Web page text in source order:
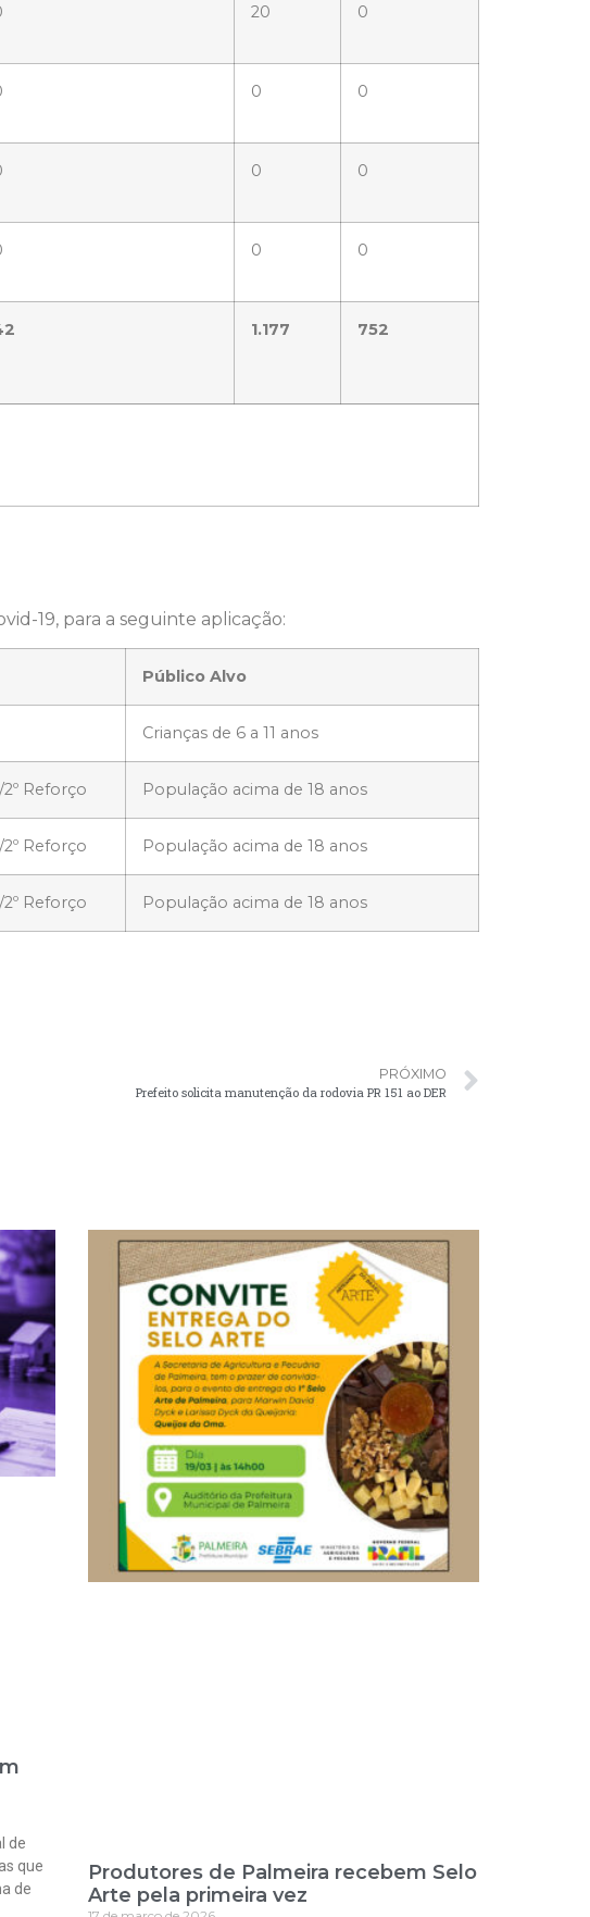
20 0
0 0
0 0
0 0
1.177 752
19, para a seguinte aplicação:
Público Alvo
Crianças de 6 a 11 anos
Reforço População acima de 18 anos
Reforço População acima de 18 anos
Reforço População acima de 18 anos
PRÓXIMO
Prefeito solicita manutenção da rodovia PR 151 ao DER
de
que
de
Produtores de Palmeira recebem Selo
Arte pela primeira vez